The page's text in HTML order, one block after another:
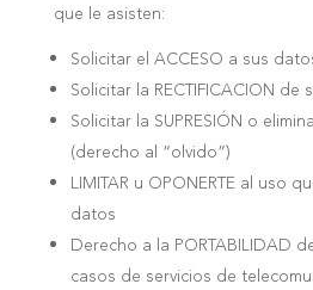
que le asisten:
Solicitar el ACCESO a sus
Solicitar la RECTIFICACION de
Solicitar la SUPRESIÓN o
(derecho al “olvido”)
LIMITAR u OPONERTE al uso
datos
Derecho a la PORTABILIDAD
casos de servicios de